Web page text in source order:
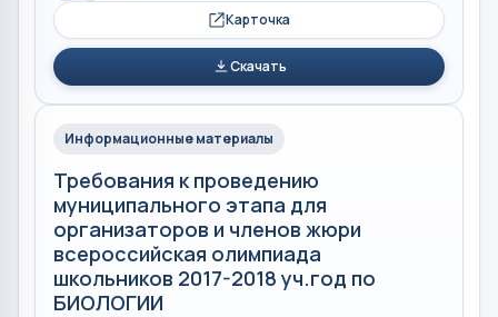
Карточка
Скачать
Информационные материалы
Требования к проведению
муниципального этапа для
организаторов и членов жюри
всероссийская олимпиада
школьников 2017-2018 уч.год по
БИОЛОГИИ